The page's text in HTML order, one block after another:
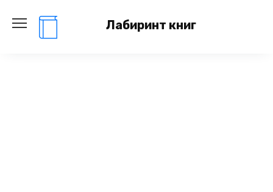
содержанию
Лабиринт книг